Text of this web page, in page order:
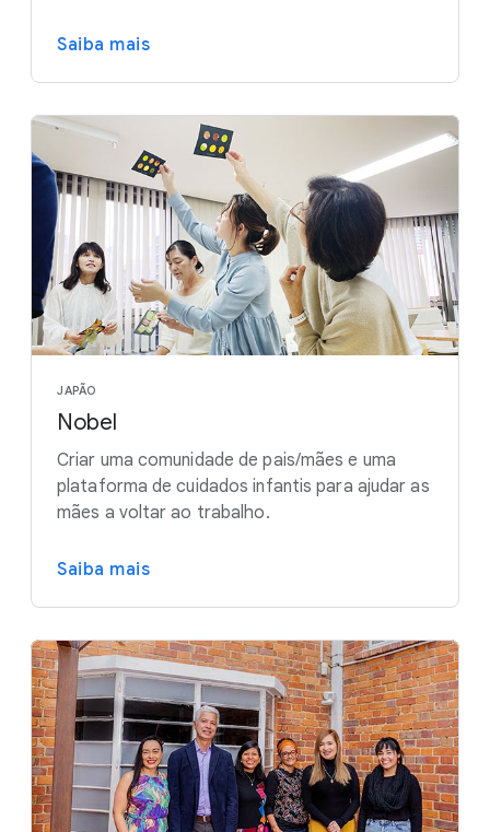
Saiba mais
JAPÃO
Nobel
Criar uma comunidade de pais/mães e uma
plataforma de cuidados infantis para ajudar as
mães a voltar ao trabalho.
Saiba mais